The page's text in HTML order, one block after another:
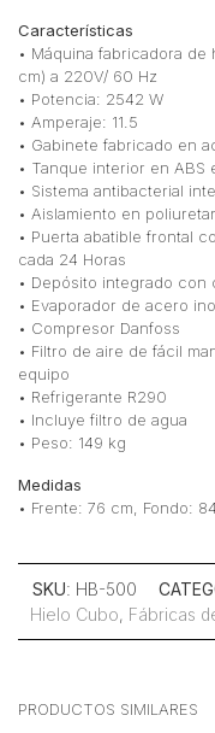
Características
• Máquina fabricadora
cm) a 220V/ 60 Hz
• Potencia: 2542 W
• Amperaje: 11.5
• Gabinete fabricado en
• Tanque interior en ABS
• Sistema antibacterial
• Aislamiento en
• Puerta abatible frontal
cada 24 Horas
• Depósito integrado con
• Evaporador de acero
• Compresor Danfoss
• Filtro de aire de fácil
equipo
• Refrigerante R290
• Incluye filtro de agua
• Peso: 149 kg
Medidas
• Frente: 76 cm, Fondo:
SKU: HB-500
Hielo Cubo, Fábricas
PRODUCTOS SIMILARES